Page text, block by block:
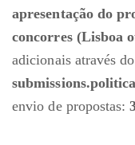
apresentação do
concorres (Lisboa
adicionais através
envio de propostas: